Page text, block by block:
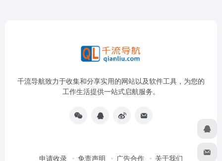
千流导航致力于收集和分享实用的网站以及软件工具，为您的
工作生活提供一站式启航服务。
申请收录 免责声明 广告合作 关于我们